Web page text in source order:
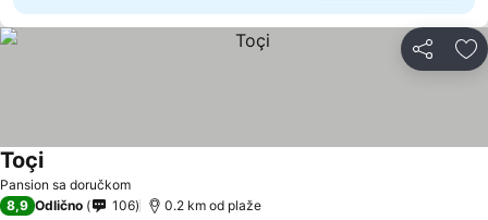
Deli
Pansion sa doručkom
Toçi
8,9 Odlično 106 0.2 km od plaže